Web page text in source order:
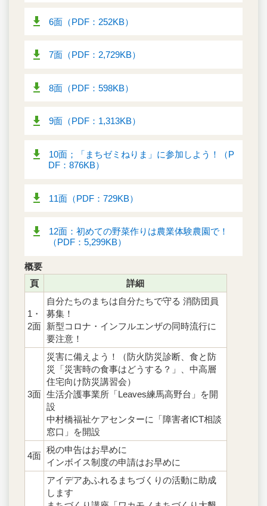
6面（PDF：252KB）
7面（PDF：2,729KB）
8面（PDF：598KB）
9面（PDF：1,313KB）
10面；「まちゼミねりま」に参加しよう！（P
DF：876KB）
11面（PDF：729KB）
12面：初めての野菜作りは農業体験農園で！
（PDF：5,299KB）
概要
頁
詳細
1・
2面
自分たちのまちは自分たちで守る 消防団員
募集！
新型コロナ・インフルエンザの同時流行に
要注意！
3面
災害に備えよう！（防火防災診断、食と防
災「災害時の食事はどうする？」、中高層
住宅向け防災講習会）
生活介護事業所「Leaves練馬高野台」を開
設
中村橋福祉ケアセンターに「障害者ICT相談
窓口」を開設
4面
税の申告はお早めに
インボイス制度の申請はお早めに
アイデアあふれるまちづくりの活動に助成
します